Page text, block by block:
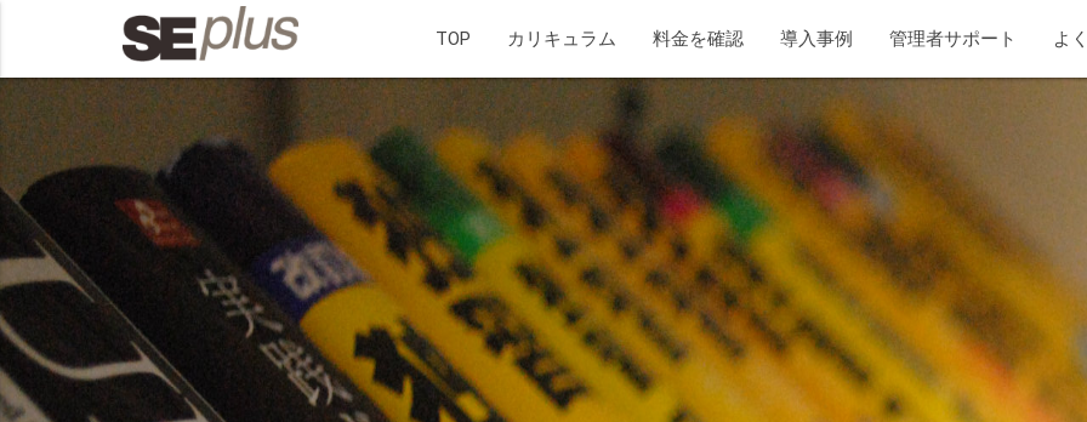
TOP カリキュラム 料金を確認 導入事例 管理者サポート よ